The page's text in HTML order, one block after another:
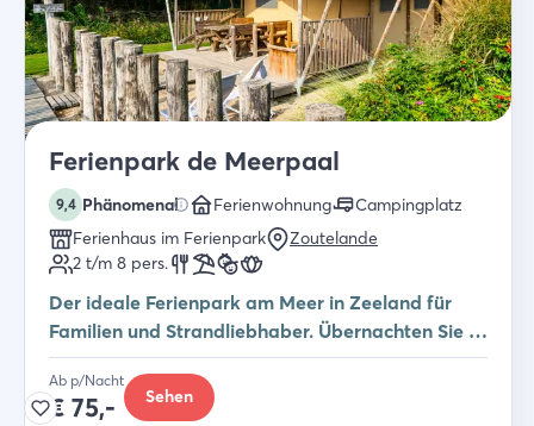
Ferienpark de Meerpaal
9,4 Phänomenal Ferienwohnung
Campingplatz
Ferienhaus im Ferienpark
Zoutelande
2 t/m 8 pers.
Der ideale Ferienpark am Meer in Zeeland für
Familien und Strandliebhaber. Übernachten Sie in
einem Studio, Safarizelt oder Ferienhaus.
Ab p/Nacht
€ 75,- Sehen